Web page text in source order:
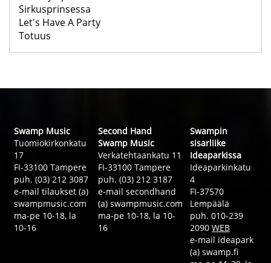
Sirkusprinsessa
Let's Have A Party
Totuus
Swamp Music
Tuomiokirkonkatu
17
FI-33100 Tampere
puh. (03) 212 3087
e-mail tilaukset (a)
swampmusic.com
ma-pe 10-18, la
10-16
Second Hand
Swamp Music
Verkatehtaankatu 11
FI-33100 Tampere
puh. (03) 212 3187
e-mail secondhand
(a) swampmusic.com
ma-pe 10-18, la 10-
16
Swampin
sisarliike
Ideaparkissa
Ideaparkinkatu
4
FI-37570
Lempäälä
puh. 010-239
2090 WEB
e-mail ideapark
(a) swamp.fi